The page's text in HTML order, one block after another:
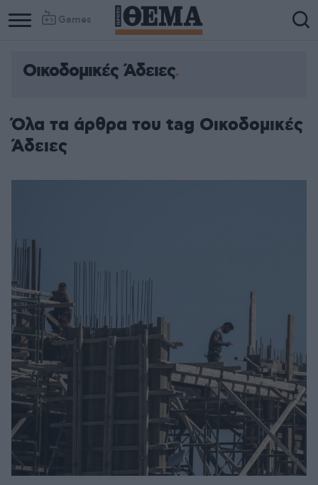
Games
Οικοδομικές Άδειες
Όλα τα άρθρα του tag Οικοδομικές
Άδειες